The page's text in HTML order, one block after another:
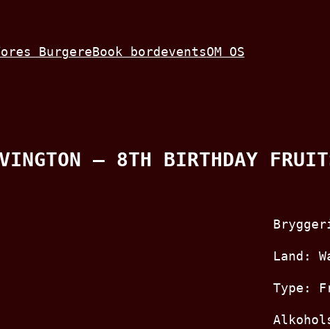
BurgereBook bordeventsOM OS
– 8TH BIRTHDAY
Land:
Type: